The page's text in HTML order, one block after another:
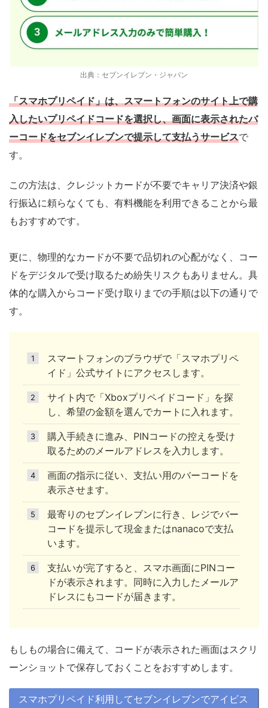
出典：セブンイレブン・ジャパン
「スマホプリペイド」は、スマートフォンのサイト上で購
入したいプリペイドコードを選択し、画面に表示されたバ
ーコードをセブンイレブンで提示して支払うサービスで
す。
この方法は、クレジットカードが不要でキャリア決済や銀
行振込に頼らなくても、有料機能を利用できることから最
もおすすめです。
更に、物理的なカードが不要で品切れの心配がなく、コー
ドをデジタルで受け取るため紛失リスクもありません。具
体的な購入からコード受け取りまでの手順は以下の通りで
す。
スマートフォンのブラウザで「スマホプリペ
イド」公式サイトにアクセスします。
サイト内で「Xboxプリペイドコード」を探
し、希望の金額を選んでカートに入れます。
購入手続きに進み、PINコードの控えを受け
取るためのメールアドレスを入力します。
画面の指示に従い、支払い用のバーコードを
表示させます。
最寄りのセブンイレブンに行き、レジでバー
コードを提示して現金またはnanacoで支払
います。
支払いが完了すると、スマホ画面にPINコー
ドが表示されます。同時に入力したメールア
ドレスにもコードが届きます。
もしもの場合に備えて、コードが表示された画面はスクリ
ーンショットで保存しておくことをおすすめします。
スマホプリペイド利用してセブンイレブンでアイビス